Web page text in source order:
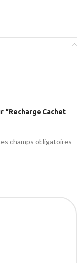
“Recharge Cachet
champs obligatoires